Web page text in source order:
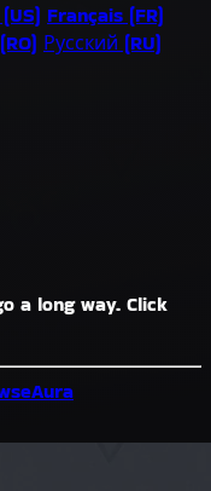
Français (FR)
Русский (RU)
a long way. Click